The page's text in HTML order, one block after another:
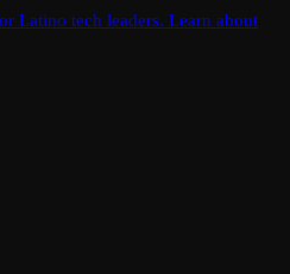
Latino tech leaders. Learn about